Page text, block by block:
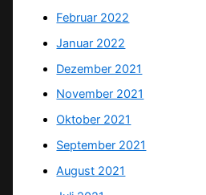
Februar 2022
Januar 2022
Dezember 2021
November 2021
Oktober 2021
September 2021
August 2021